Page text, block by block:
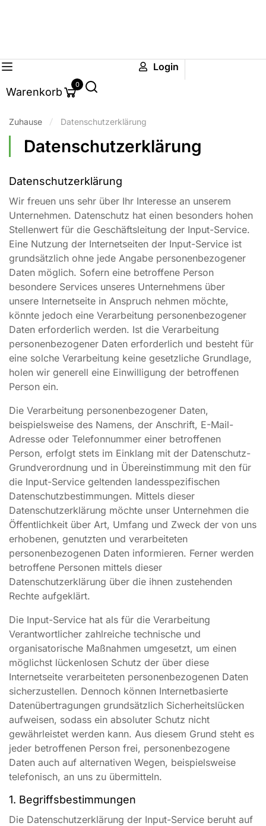
Login
Warenkorb
0
Zuhause Datenschutzerklärung
Datenschutzerklärung
Datenschutzerklärung
Wir freuen uns sehr über Ihr Interesse an unserem
Unternehmen. Datenschutz hat einen besonders hohen
Stellenwert für die Geschäftsleitung der Input-Service.
Eine Nutzung der Internetseiten der Input-Service ist
grundsätzlich ohne jede Angabe personenbezogener
Daten möglich. Sofern eine betroffene Person
besondere Services unseres Unternehmens über
unsere Internetseite in Anspruch nehmen möchte,
könnte jedoch eine Verarbeitung personenbezogener
Daten erforderlich werden. Ist die Verarbeitung
personenbezogener Daten erforderlich und besteht für
eine solche Verarbeitung keine gesetzliche Grundlage,
holen wir generell eine Einwilligung der betroffenen
Person ein.
Die Verarbeitung personenbezogener Daten,
beispielsweise des Namens, der Anschrift, E-Mail-
Adresse oder Telefonnummer einer betroffenen
Person, erfolgt stets im Einklang mit der Datenschutz-
Grundverordnung und in Übereinstimmung mit den für
die Input-Service geltenden landesspezifischen
Datenschutzbestimmungen. Mittels dieser
Datenschutzerklärung möchte unser Unternehmen die
Öffentlichkeit über Art, Umfang und Zweck der von uns
erhobenen, genutzten und verarbeiteten
personenbezogenen Daten informieren. Ferner werden
betroffene Personen mittels dieser
Datenschutzerklärung über die ihnen zustehenden
Rechte aufgeklärt.
Die Input-Service hat als für die Verarbeitung
Verantwortlicher zahlreiche technische und
organisatorische Maßnahmen umgesetzt, um einen
möglichst lückenlosen Schutz der über diese
Internetseite verarbeiteten personenbezogenen Daten
sicherzustellen. Dennoch können Internetbasierte
Datenübertragungen grundsätzlich Sicherheitslücken
aufweisen, sodass ein absoluter Schutz nicht
gewährleistet werden kann. Aus diesem Grund steht es
jeder betroffenen Person frei, personenbezogene
Daten auch auf alternativen Wegen, beispielsweise
telefonisch, an uns zu übermitteln.
1. Begriffsbestimmungen
Die Datenschutzerklärung der Input-Service beruht auf